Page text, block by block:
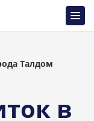
Талдом
в